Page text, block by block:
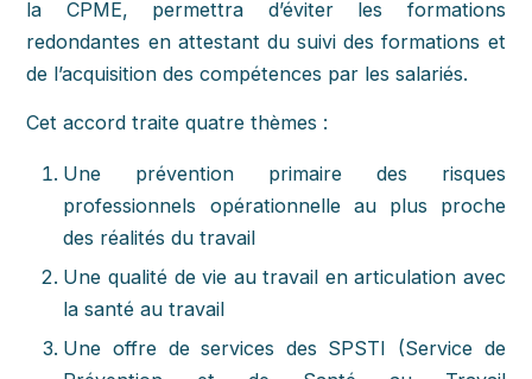
la CPME, permettra d’éviter les formations
redondantes en attestant du suivi des formations et
de l’acquisition des compétences par les salariés.
Cet accord traite quatre thèmes :
Une prévention primaire des risques
professionnels opérationnelle au plus proche
des réalités du travail
Une qualité de vie au travail en articulation avec
la santé au travail
Une offre de services des SPSTI (Service de